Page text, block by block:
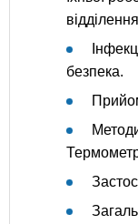
безпека.